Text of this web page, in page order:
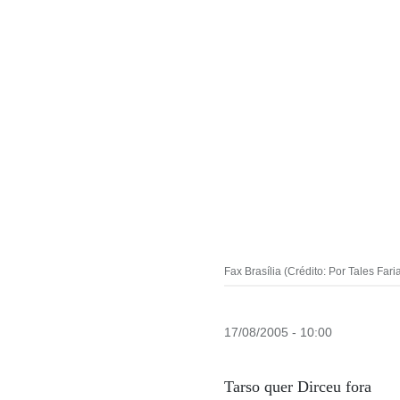
Fax Brasília (Crédito: Por Tales
17/08/2005 - 10:00
Tarso quer Dirceu fora